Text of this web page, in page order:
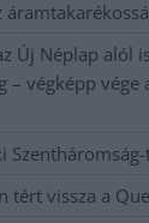
Új Néplap alól
– végképp
tért vissza a